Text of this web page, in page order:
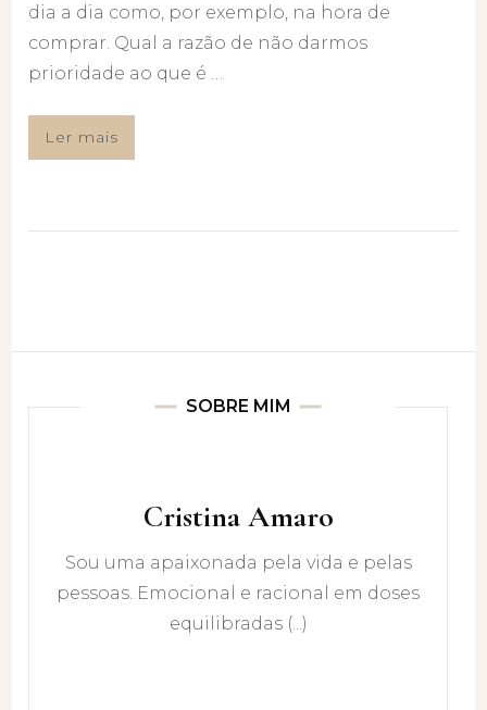
dia a dia como, por exemplo, na hora de
comprar. Qual a razão de não darmos
prioridade ao que é …
Ler mais
SOBRE MIM
Cristina Amaro
Sou uma apaixonada pela vida e pelas
pessoas. Emocional e racional em doses
equilibradas (...)